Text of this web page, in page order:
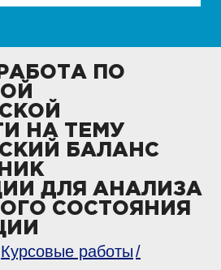
ПО
НА ТЕМУ
БАЛАНС
ДЛЯ АНАЛИЗА
СОСТОЯНИЯ
Курсовые работы